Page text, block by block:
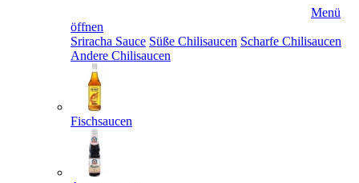
Menü
öffnen
Sriracha Sauce Süße Chilisaucen Scharfe Chilisaucen
Andere Chilisaucen
Fischsaucen